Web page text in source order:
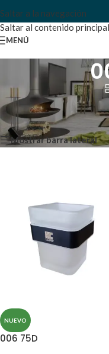
Saltar a la navegación
Saltar al contenido principal
MENÚ
Inicio/Productos
Mostrando el único
Mostrar barra lateral
NUEVO
006 75D